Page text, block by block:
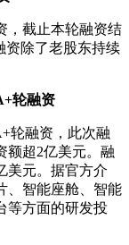
截止本轮融资结
资除了老股东持续
轮融资
轮融资，此次融
额超2亿美元。融
美元。据官方介
、智能座舱、智能
等方面的研发投